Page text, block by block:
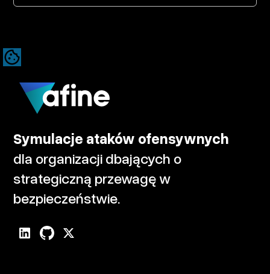
Symulacje ataków ofensywnych
dla organizacji dbających o
strategiczną przewagę w
bezpieczeństwie.